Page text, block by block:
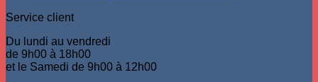
Service client
Du lundi au vendredi
de 9h00 à 18h00
et le Samedi de 9h00 à 12h00